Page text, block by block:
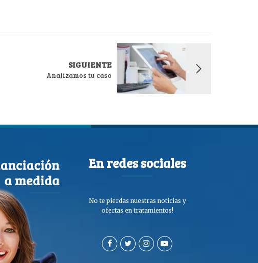
SIGUIENTE
Analizamos tu caso
En redes sociales
No te pierdas nuestras noticias y
ofertas en tratamientos!